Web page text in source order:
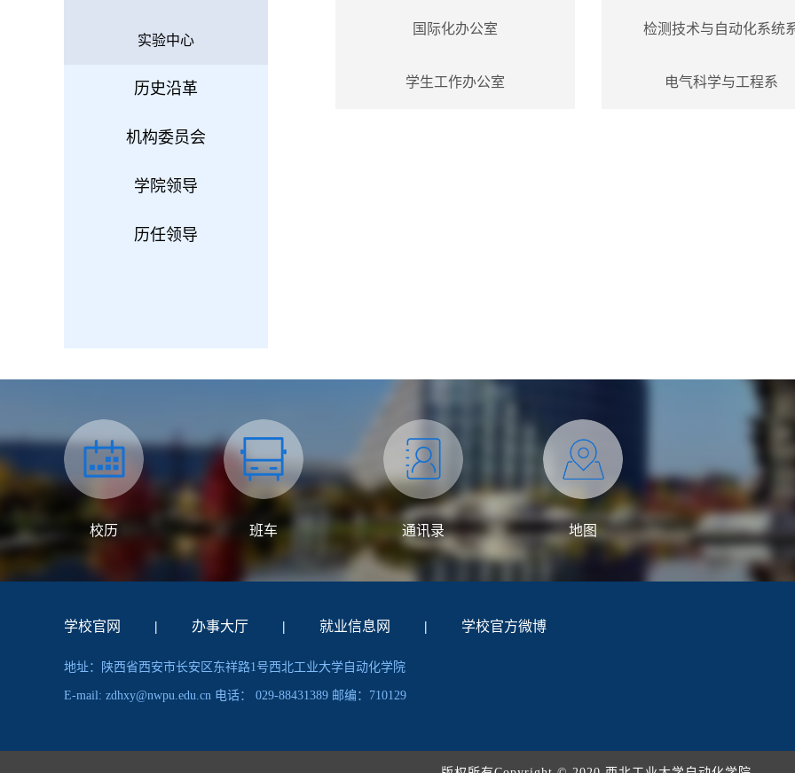
实验中心
历史沿革
机构委员会
学院领导
历任领导
国际化办公室
学生工作办公室
检测技术与自动化系统
电气科学与工程系
校历 班车 通讯录 地图
学校官网 | 办事大厅 | 就业信息网 | 学校官方微博
地址：陕西省西安市长安区东祥路1号西北工业大学自动化学院
E-mail: zdhxy@nwpu.edu.cn 电话： 029-88431389 邮编：710129